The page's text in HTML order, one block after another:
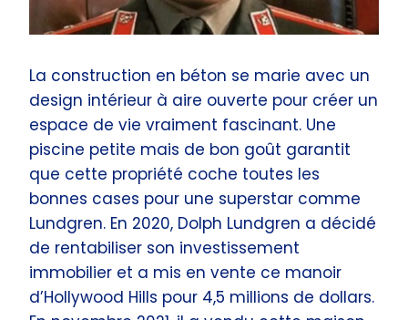
La construction en béton se marie avec un
design intérieur à aire ouverte pour créer un
espace de vie vraiment fascinant. Une
piscine petite mais de bon goût garantit
que cette propriété coche toutes les
bonnes cases pour une superstar comme
Lundgren. En 2020, Dolph Lundgren a décidé
de rentabiliser son investissement
immobilier et a mis en vente ce manoir
d’Hollywood Hills pour 4,5 millions de dollars.